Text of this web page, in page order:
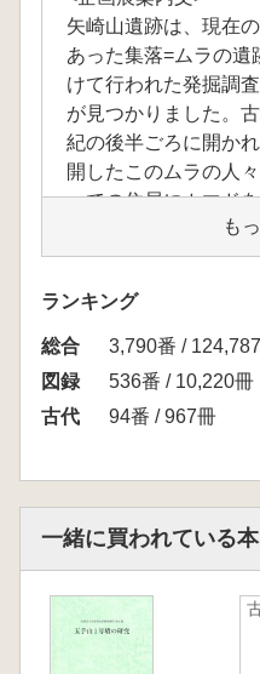
矢崎山遺跡は、現在
あった集落=ムラの
けて行われた発掘調
が見つかりました。
紀の後半ごろに開か
開したこのムラの人
べての住居にカマド
を製作する鍛冶技術
期須恵器をたずさえ
ど当時盛行していた
した。
矢崎山ムラの人々が
は、朝鮮半島からの
わったばかりの新し
技術は、外交を主導
みられます。展覧会
き要素をそなえた矢
も
ランキング
総合
3,790番 /
図録
536番 / 10,220冊
古代
94番 / 967冊
一緒に買われている本